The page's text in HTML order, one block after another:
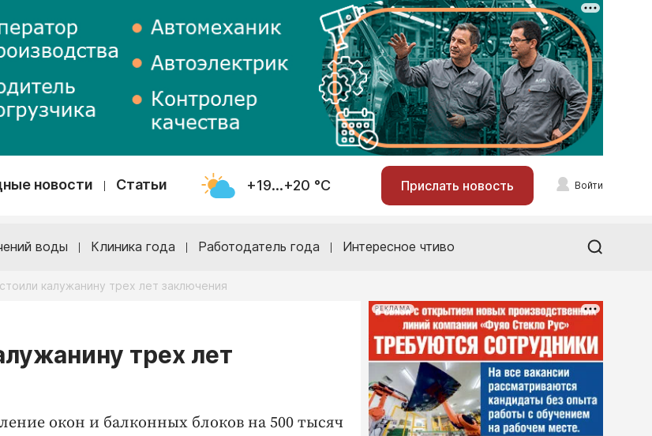
новости Статьи +19...+20 °С Прислать новость Войти
воды Клиника года Работодатель года Интересное чтиво
калужанину трех лет заключения
трех лет
окон и балконных блоков на 500 тысяч
РЕКЛАМА